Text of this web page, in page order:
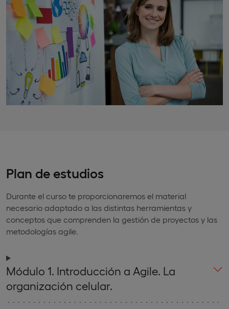
Plan de estudios
Durante el curso te proporcionaremos el material
necesario adaptado a las distintas herramientas y
conceptos que comprenden la gestión de proyectos y las
metodologías agile.
Módulo 1. Introducción a Agile. La
organización celular.